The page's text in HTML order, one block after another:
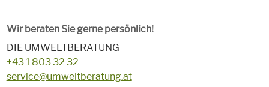
Wir beraten Sie gerne persönlich!
DIE UMWELTBERATUNG
+43 1 803 32 32
service@umweltberatung.at